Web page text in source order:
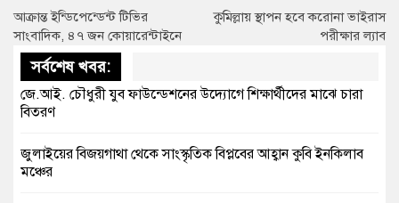
আক্রান্ত ইন্ডিপেন্ডেন্ট টিভির
সাংবাদিক, ৪৭ জন কোয়ারেন্টাইনে
কুমিল্লায় স্থাপন হবে করোনা ভাইরাস
পরীক্ষার ল্যাব
সর্বশেষ খবর:
জে.আই. চৌধুরী যুব ফাউন্ডেশনের উদ্যোগে শিক্ষার্থীদের মাঝে চারা
বিতরণ
জুলাইয়ের বিজয়গাথা থেকে সাংস্কৃতিক বিপ্লবের আহ্বান কুবি ইনকিলাব
মঞ্চের